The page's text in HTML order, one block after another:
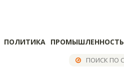
ПОЛИТИКА ПРОМЫШЛЕННОСТЬ